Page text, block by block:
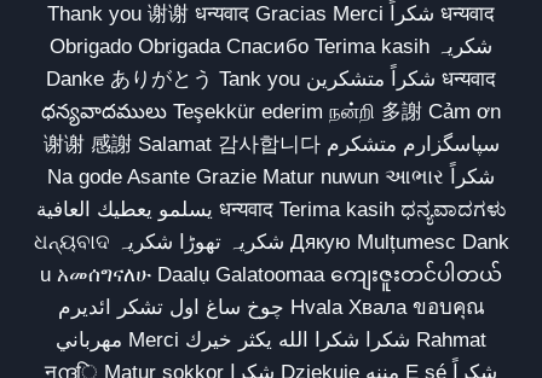
Thank you 谢谢 धन्यवाद Gracias Merci شكراً धन्यवाद
Obrigado Obrigada Спасибо Terima kasih شکریہ
Danke ありがとう Tank you شكراً متشكرين धन्यवाद
ధన్యవాదములు Teşekkür ederim நன்றி 多謝 Cảm ơn
谢谢 感謝 Salamat 감사합니다 سپاسگزارم متشکرم
Na gode Asante Grazie Matur nuwun આભાર شكراً
يسلمو يعطيك العافية धन्यवाद Terima kasih ಧನ್ಯವಾದಗಳು
ଧନ୍ୟବାଦ شکریہ تھوڑا شکریہ Дякую Mulțumesc Dank
u አመሰግናለሁ Daalụ Galatoomaa ကျေးဇူးတင်ပါတယ်
چوخ ساغ اول تشکر ائدیرم Hvala Хвала ขอบคุณ
مهرباني Merci شكرا شكرا الله يكثر خيرك Rahmat
नന്ദि Matur sokkor شكرا Dziękuję مننه Ẹ ṣé شكراً